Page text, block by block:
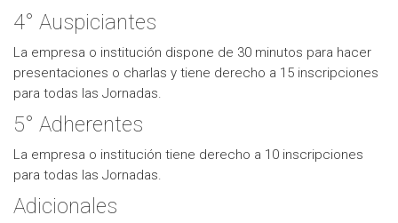
4° Auspiciantes
La empresa o institución dispone de 30 minutos para hacer
presentaciones o charlas y tiene derecho a 15 inscripciones
para todas las Jornadas.
5° Adherentes
La empresa o institución tiene derecho a 10 inscripciones
para todas las Jornadas.
Adicionales